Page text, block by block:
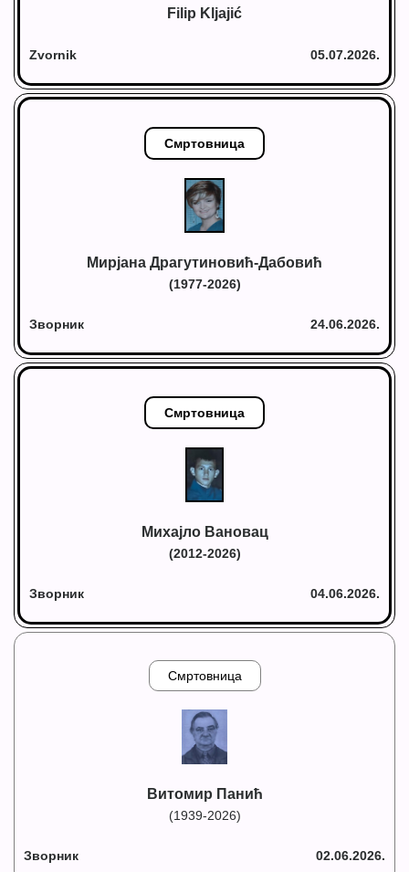
Filip Kljajić
Zvornik 05.07.2026.
Смртовница
Мирјана Драгутиновић-Дабовић
(1977-2026)
Зворник 24.06.2026.
Смртовница
Михајло Вановац
(2012-2026)
Зворник 04.06.2026.
Смртовница
Витомир Панић
(1939-2026)
Зворник 02.06.2026.